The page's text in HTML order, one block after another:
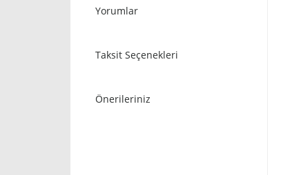
Yorumlar
Taksit Seçenekleri
Önerileriniz